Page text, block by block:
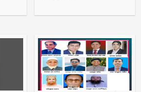
শরণখোলায় হামিম পরিবহনের চাপায় এক